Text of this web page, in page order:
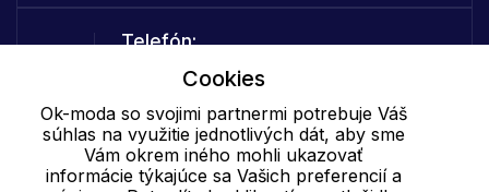
Telefón:
Offline
Cookie - podrobné nastavenie| Ďalšie informácie|
osobných údajov
Cookies
Ok-moda so svojimi partnermi potrebuje Váš
súhlas na využitie jednotlivých dát, aby sme
Vám okrem iného mohli ukazovať
informácie týkajúce sa Vašich preferencií a